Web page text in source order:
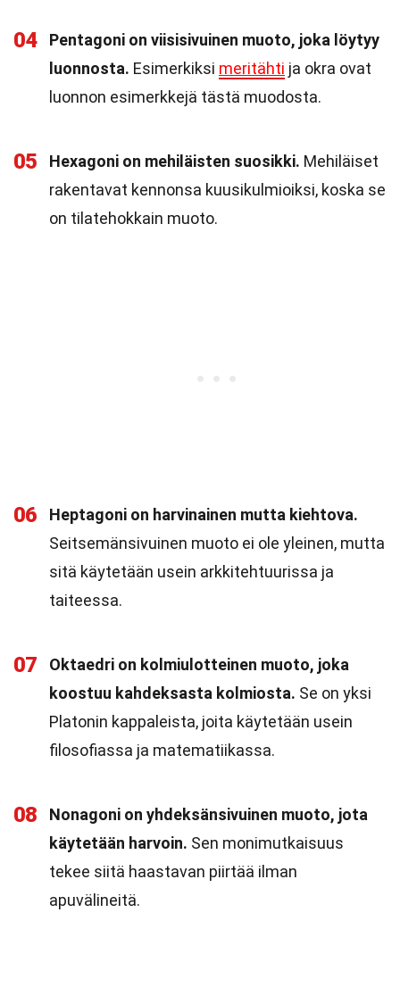
04
Pentagoni on viisisivuinen muoto, joka löytyy
luonnosta. Esimerkiksi meritähti ja okra ovat
luonnon esimerkkejä tästä muodosta.
05 Hexagoni on mehiläisten suosikki. Mehiläiset
rakentavat kennonsa kuusikulmioiksi, koska se
on tilatehokkain muoto.
06
Heptagoni on harvinainen mutta kiehtova.
Seitsemänsivuinen muoto ei ole yleinen, mutta
sitä käytetään usein arkkitehtuurissa ja
taiteessa.
07
Oktaedri on kolmiulotteinen muoto, joka
koostuu kahdeksasta kolmiosta. Se on yksi
Platonin kappaleista, joita käytetään usein
filosofiassa ja matematiikassa.
08
Nonagoni on yhdeksänsivuinen muoto, jota
käytetään harvoin. Sen monimutkaisuus
tekee siitä haastavan piirtää ilman
apuvälineitä.